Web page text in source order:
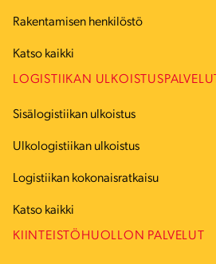
Rakentamisen henkilöstö
Katso kaikki
LOGISTIIKAN ULKOISTUSPALVELUT
Sisälogistiikan ulkoistus
Ulkologistiikan ulkoistus
Logistiikan kokonaisratkaisu
Katso kaikki
KIINTEISTÖHUOLLON PALVELUT